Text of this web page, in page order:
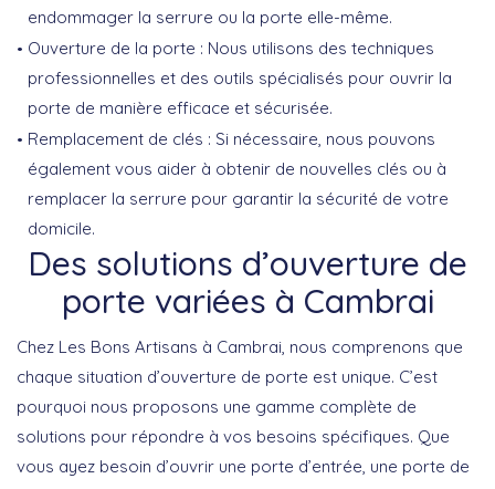
endommager la serrure ou la porte elle-même.
Ouverture de la porte : Nous utilisons des techniques
professionnelles et des outils spécialisés pour ouvrir la
porte de manière efficace et sécurisée.
Remplacement de clés : Si nécessaire, nous pouvons
également vous aider à obtenir de nouvelles clés ou à
remplacer la serrure pour garantir la sécurité de votre
domicile.
Des solutions d’ouverture de
porte variées à Cambrai
Chez Les Bons Artisans à Cambrai, nous comprenons que
chaque situation d’ouverture de porte est unique. C’est
pourquoi nous proposons une gamme complète de
solutions pour répondre à vos besoins spécifiques. Que
vous ayez besoin d’ouvrir une porte d’entrée, une porte de